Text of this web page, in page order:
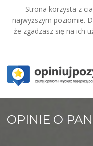
Strona korzysta z
najwyższym poziomie.
że zgadzasz się na ich
content
OPINIE O